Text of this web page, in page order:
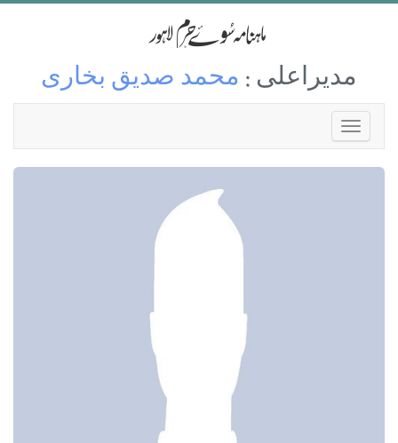
مدیراعلی : محمد صدیق بخاری